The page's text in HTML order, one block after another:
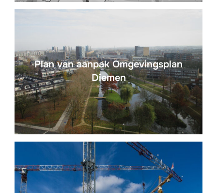
Plan van aanpak Omgevingsplan
Diemen